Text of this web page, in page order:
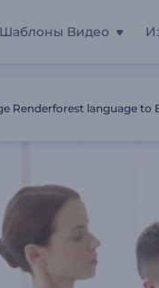
Шаблоны Видео
Renderforest language to